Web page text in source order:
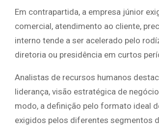
Em contrapartida, a empresa júnior
comercial, atendimento ao cliente,
interno tende a ser acelerado pelo
diretoria ou presidência em curtos
Analistas de recursos humanos
liderança, visão estratégica de
modo, a definição pelo formato ideal
exigidos pelos diferentes segmentos